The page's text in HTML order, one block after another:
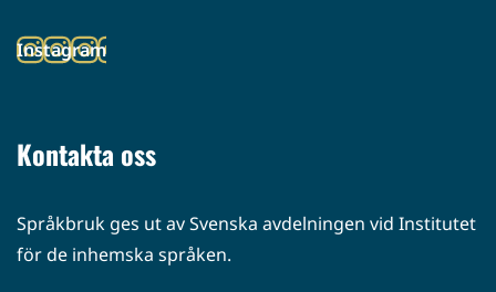
palveluun)
Instagram
(siirryt
Kontakta oss
Språkbruk ges ut av Svenska avdelningen vid Institutet
för de inhemska språken.